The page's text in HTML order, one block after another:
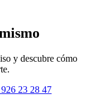
y descubre cómo
23 28 47